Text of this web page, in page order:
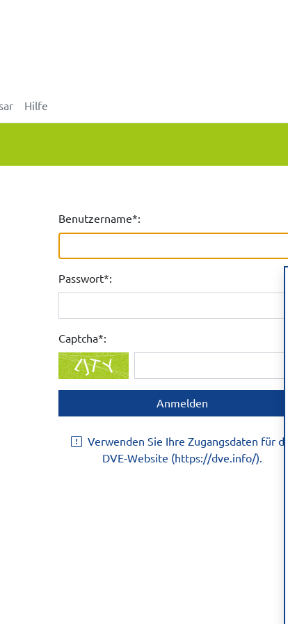
Hilfe
Benutzername*:
Passwort*:
Captcha*:
Verwenden Sie Ihre Zugangsdaten für die
DVE-Website (https://dve.info/).